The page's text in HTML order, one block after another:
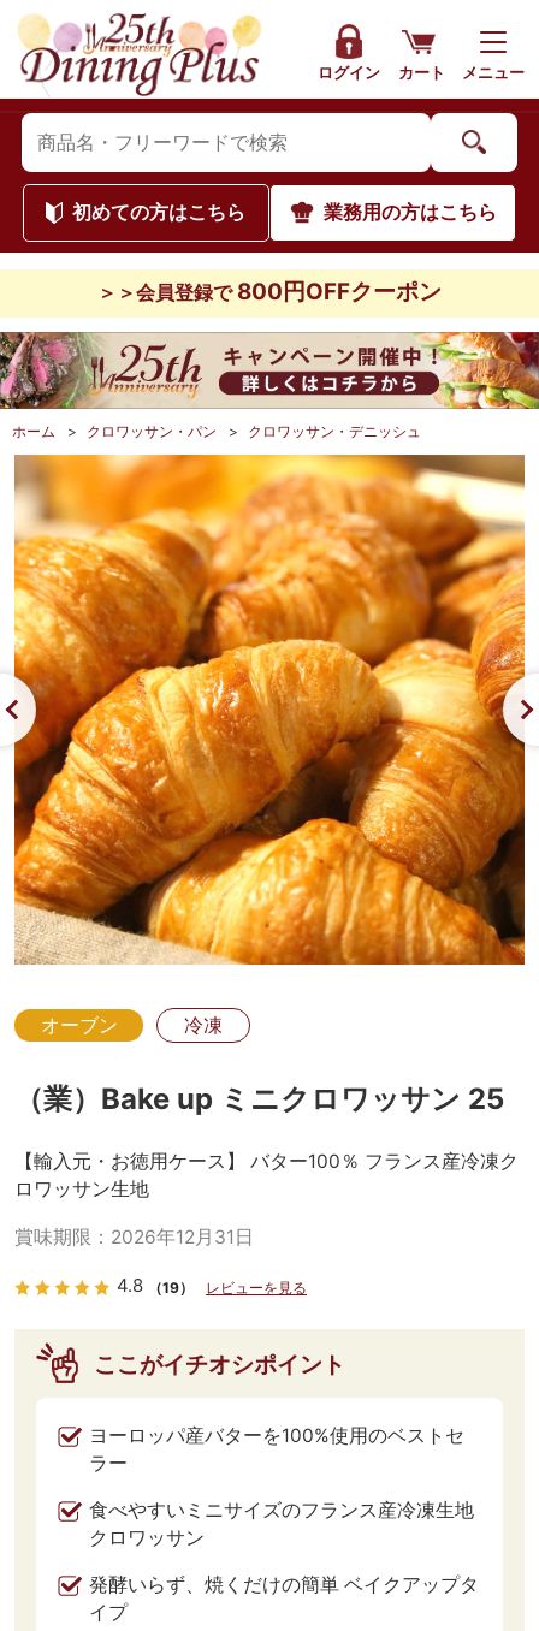
ログイン カート メニュー
初めての方はこちら 業務用の方はこちら
＞＞会員登録で 800円OFFクーポン
ホーム > クロワッサン・パン > クロワッサン・デニッシュ
オーブン 冷凍
（業）Bake up ミニクロワッサン 25
【輸入元・お徳用ケース】 バター100％ フランス産冷凍ク
ロワッサン生地
賞味期限： 2026年12月31日
4.8 （19） レビューを見る
ここがイチオシポイント
ヨーロッパ産バターを100%使用のベストセ
ラー
食べやすいミニサイズのフランス産冷凍生地
クロワッサン
発酵いらず、焼くだけの簡単 ベイクアップタ
イプ